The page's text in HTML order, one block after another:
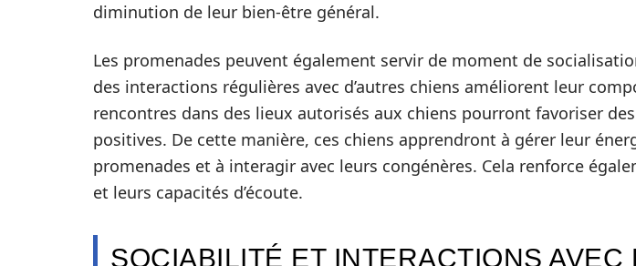
diminution de leur bien-être général.
Les promenades peuvent également servir de moment de
des interactions régulières avec d’autres chiens améliorent leur
rencontres dans des lieux autorisés aux chiens pourront favoriser
positives. De cette manière, ces chiens apprendront à gérer leur
promenades et à interagir avec leurs congénères. Cela renforce
et leurs capacités d’écoute.
SOCIABILITÉ ET INTERACTIONS AVEC